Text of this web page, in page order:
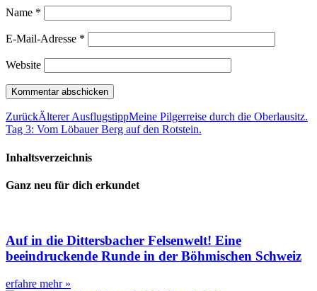
Name *
E-Mail-Adresse *
Website
ZurückÄlterer AusflugstippMeine Pilgerreise durch die Oberlausitz.
Tag 3: Vom Löbauer Berg auf den Rotstein.
Inhaltsverzeichnis
Ganz neu für dich erkundet
Auf in die Dittersbacher Felsenwelt! Eine
beeindruckende Runde in der Böhmischen Schweiz
erfahre mehr »